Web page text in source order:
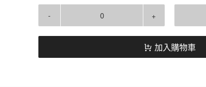
- +
加入購物車